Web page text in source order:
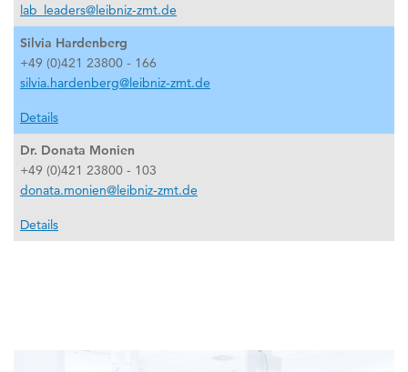
lab_leaders@leibniz-zmt.de
Silvia Hardenberg
+49 (0)421 23800 - 166
silvia.hardenberg@leibniz-zmt.de
Details
Dr. Donata Monien
+49 (0)421 23800 - 103
donata.monien@leibniz-zmt.de
Details